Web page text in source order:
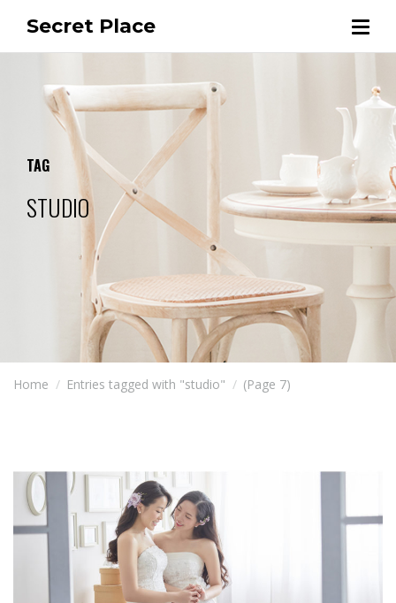
Secret Place
TAG
STUDIO
Home Entries tagged with "studio" (Page 7)